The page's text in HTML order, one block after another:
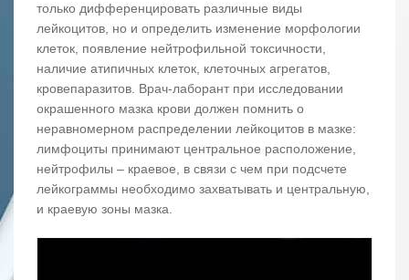
только дифференцировать различные виды
лейкоцитов, но и определить изменение морфологии
клеток, появление нейтрофильной токсичности,
наличие атипичных клеток, клеточных агрегатов,
кровепаразитов. Врач-лаборант при исследовании
окрашенного мазка крови должен помнить о
неравномерном распределении лейкоцитов в мазке:
лимфоциты принимают центральное расположение,
нейтрофилы – краевое, в связи с чем при подсчете
лейкограммы необходимо захватывать и центральную,
и краевую зоны мазка.